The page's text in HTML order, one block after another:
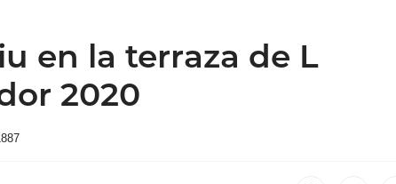
en la terraza de L
2020